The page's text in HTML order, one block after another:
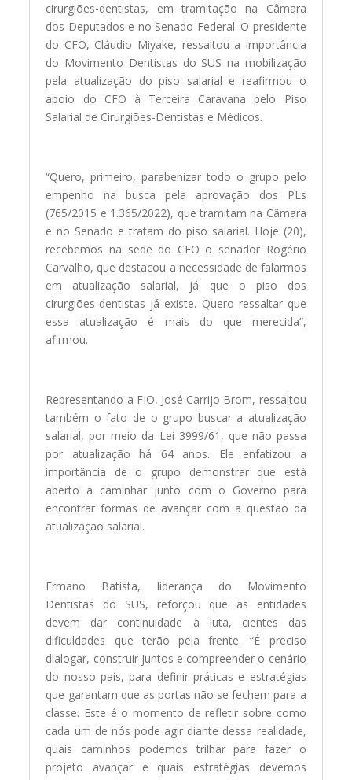
cirurgiões-dentistas, em tramitação na Câmara
dos Deputados e no Senado Federal. O presidente
do CFO, Cláudio Miyake, ressaltou a importância
do Movimento Dentistas do SUS na mobilização
pela atualização do piso salarial e reafirmou o
apoio do CFO à Terceira Caravana pelo Piso
Salarial de Cirurgiões-Dentistas e Médicos.
“Quero, primeiro, parabenizar todo o grupo pelo
empenho na busca pela aprovação dos PLs
(765/2015 e 1.365/2022), que tramitam na Câmara
e no Senado e tratam do piso salarial. Hoje (20),
recebemos na sede do CFO o senador Rogério
Carvalho, que destacou a necessidade de falarmos
em atualização salarial, já que o piso dos
cirurgiões-dentistas já existe. Quero ressaltar que
essa atualização é mais do que merecida”,
afirmou.
Representando a FIO, José Carrijo Brom, ressaltou
também o fato de o grupo buscar a atualização
salarial, por meio da Lei 3999/61, que não passa
por atualização há 64 anos. Ele enfatizou a
importância de o grupo demonstrar que está
aberto a caminhar junto com o Governo para
encontrar formas de avançar com a questão da
atualização salarial.
Ermano Batista, liderança do Movimento
Dentistas do SUS, reforçou que as entidades
devem dar continuidade à luta, cientes das
dificuldades que terão pela frente. “É preciso
dialogar, construir juntos e compreender o cenário
do nosso país, para definir práticas e estratégias
que garantam que as portas não se fechem para a
classe. Este é o momento de refletir sobre como
cada um de nós pode agir diante dessa realidade,
quais caminhos podemos trilhar para fazer o
projeto avançar e quais estratégias devemos